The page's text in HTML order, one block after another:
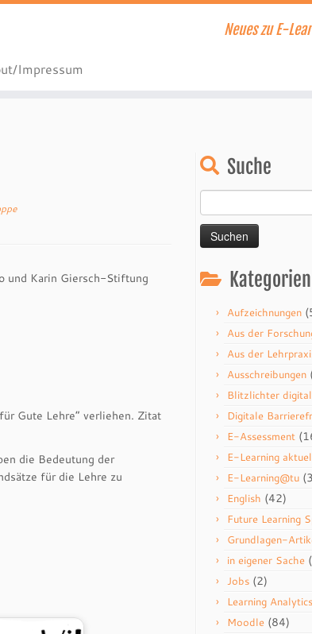
Neues zu E-
Impressum
und Karin Giersch-Stiftung
Gute Lehre” verliehen. Zitat
die Bedeutung der
für die Lehre zu
Suche
nach:
Kategorien
Aufzeichnungen
Aus der
Aus der
Ausschreibungen
Blitzlichter
Digitale
E-Assessment
E-Learning
E-Learning@tu
English (42)
Future Learning
Grundlagen-
in eigener Sache
Jobs (2)
Learning Analytics
Moodle (84)